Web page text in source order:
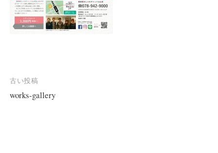
投
稿
古い投稿
works-gallery